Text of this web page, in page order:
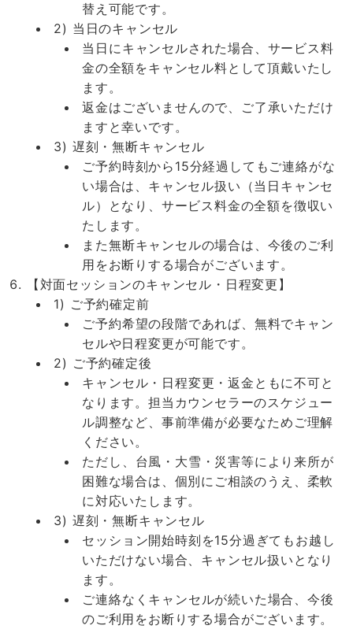
替え可能です。
2) 当日のキャンセル
当日にキャンセルされた場合、サービス料
金の全額をキャンセル料として頂戴いたし
ます。
返金はございませんので、ご了承いただけ
ますと幸いです。
3) 遅刻・無断キャンセル
ご予約時刻から15分経過してもご連絡がな
い場合は、キャンセル扱い（当日キャンセ
ル）となり、サービス料金の全額を徴収い
たします。
また無断キャンセルの場合は、今後のご利
用をお断りする場合がございます。
【対面セッションのキャンセル・日程変更】
1) ご予約確定前
ご予約希望の段階であれば、無料でキャン
セルや日程変更が可能です。
2) ご予約確定後
キャンセル・日程変更・返金ともに不可と
なります。担当カウンセラーのスケジュー
ル調整など、事前準備が必要なためご理解
ください。
ただし、台風・大雪・災害等により来所が
困難な場合は、個別にご相談のうえ、柔軟
に対応いたします。
3) 遅刻・無断キャンセル
セッション開始時刻を15分過ぎてもお越し
いただけない場合、キャンセル扱いとなり
ます。
ご連絡なくキャンセルが続いた場合、今後
のご利用をお断りする場合がございます。